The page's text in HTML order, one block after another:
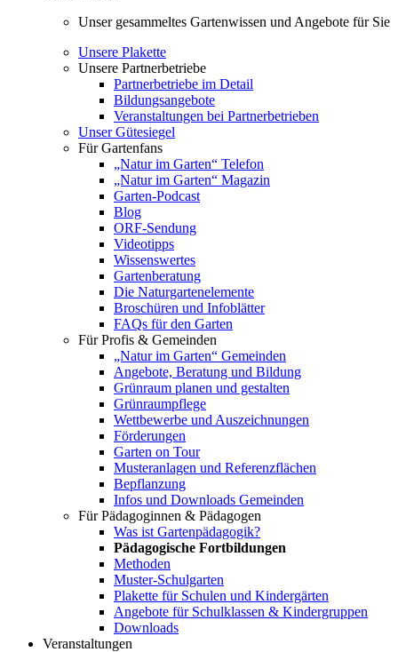
Unser gesammeltes Gartenwissen und Angebote für Sie
Unsere Plakette
Unsere Partnerbetriebe
Partnerbetriebe im Detail
Bildungsangebote
Veranstaltungen bei Partnerbetrieben
Unser Gütesiegel
Für Gartenfans
„Natur im Garten“ Telefon
„Natur im Garten“ Magazin
Garten-Podcast
Blog
ORF-Sendung
Videotipps
Wissenswertes
Gartenberatung
Die Naturgartenelemente
Broschüren und Infoblätter
FAQs für den Garten
Für Profis & Gemeinden
„Natur im Garten“ Gemeinden
Angebote, Beratung und Bildung
Grünraum planen und gestalten
Grünraumpflege
Wettbewerbe und Auszeichnungen
Förderungen
Garten on Tour
Musteranlagen und Referenzflächen
Bepflanzung
Infos und Downloads Gemeinden
Für Pädagoginnen & Pädagogen
Was ist Gartenpädagogik?
Pädagogische Fortbildungen
Methoden
Muster-Schulgarten
Plakette für Schulen und Kindergärten
Angebote für Schulklassen & Kindergruppen
Downloads
Veranstaltungen